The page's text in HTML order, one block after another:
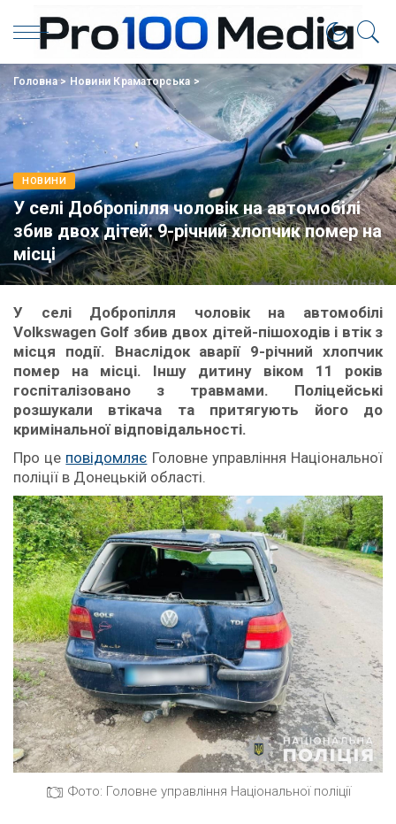
Головна> Новини Краматорська >
НОВИНИ
У селі Добропілля чоловік на автомобілі
збив двох дітей: 9-річний хлопчик помер на
місці
У селі Добропілля чоловік на автомобілі
Volkswagen Golf збив двох дітей-пішоходів і втік з
місця події. Внаслідок аварії 9-річний хлопчик
помер на місці. Іншу дитину віком 11 років
госпіталізовано з травмами. Поліцейські
розшукали втікача та притягують його до
кримінальної відповідальності.
Про це повідомляє Головне управління Національної
поліції в Донецькій області.
Фото: Головне управління Національної поліції